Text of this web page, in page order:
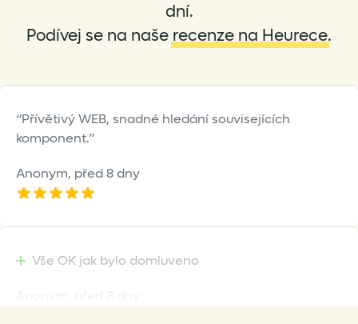
dní.
Podívej se na naše recenze na Heurece.
Přívětivý WEB, snadné hledání souvisejících
komponent.
Anonym, před 8 dny
Vše OK jak bylo domluveno